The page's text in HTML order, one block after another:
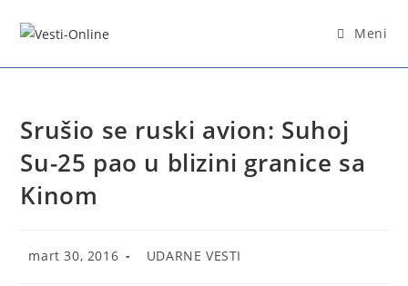
Meni
Srušio se ruski avion: Suhoj
Su-25 pao u blizini granice sa
Kinom
Post
mart 30, 2016
Post
UDARNE VESTI